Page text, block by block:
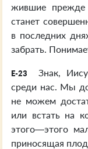
жившие прежде
станет
в последних
забрать.
E-23
Знак,
среди нас. Мы
не можем
или встать на
этого—этого
приносящая